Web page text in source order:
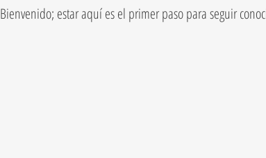
Bienvenido; estar aquí es el primer paso para seguir